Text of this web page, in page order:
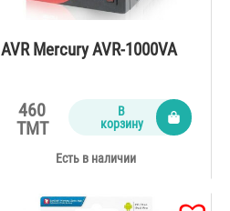
AVR Mercury AVR-1000VA
460
TMT
В
корзину
Есть в наличии